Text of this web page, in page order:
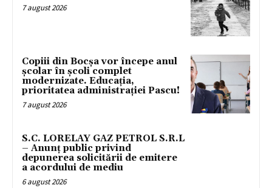
7 august 2026
Copiii din Bocșa vor începe anul
școlar în școli complet
modernizate. Educația,
prioritatea administrației Pascu!
7 august 2026
S.C. LORELAY GAZ PETROL S.R.L
– Anunț public privind
depunerea solicitării de emitere
a acordului de mediu
6 august 2026